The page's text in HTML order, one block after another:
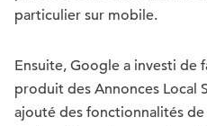
particulier sur mobile.
Ensuite, Google a investi de
produit des Annonces Local
ajouté des fonctionnalités